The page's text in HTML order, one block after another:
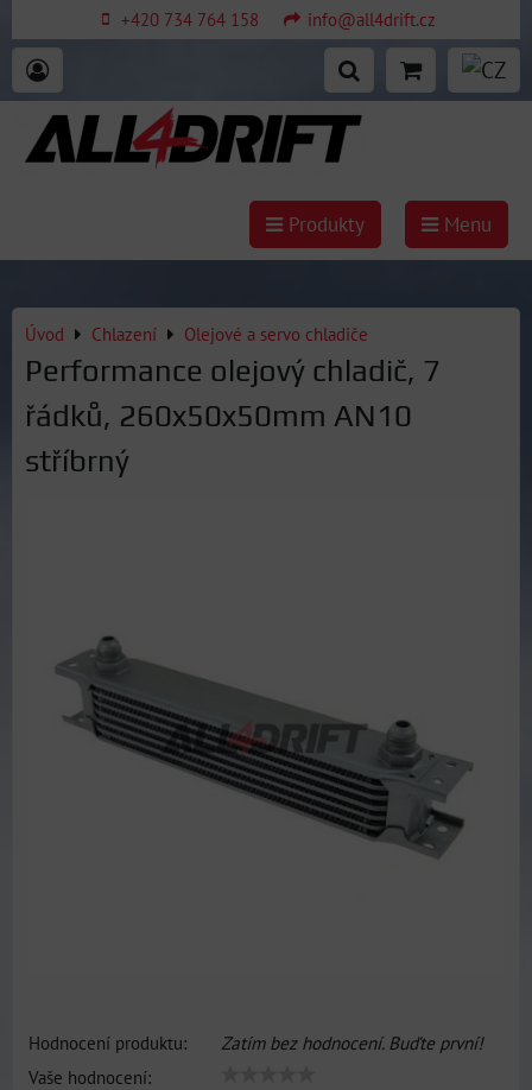
+420 734 764 158 info@all4drift.cz
Produkty Menu
Úvod Chlazení Olejové a servo chladiče
Performance olejový chladič, 7
řádků, 260x50x50mm AN10
stříbrný
Hodnocení produktu:
Zatím bez hodnocení. Buďte první!
Vaše hodnocení: